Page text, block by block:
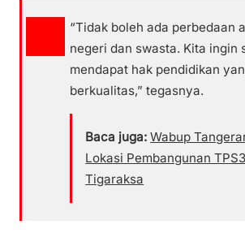
“Tidak boleh ada perbedaan
negeri dan swasta. Kita ingin
mendapat hak pendidikan
berkualitas,” tegasnya.
Baca juga: Wabup
Lokasi Pembangunan
Tigaraksa